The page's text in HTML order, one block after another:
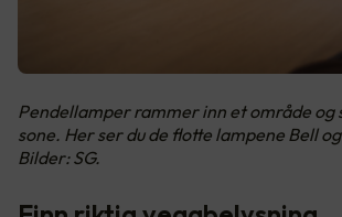
Pendellamper rammer inn et område og
sone. Her ser du de flotte lampene Bell
Bilder: SG.